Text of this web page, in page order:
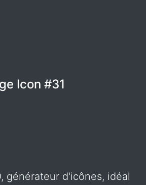
Icon #31